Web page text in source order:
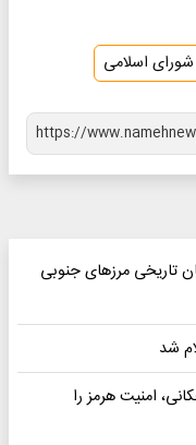
اسلامی
تاریخی مرزهای جنوبی
شد
امنیت هرمز را